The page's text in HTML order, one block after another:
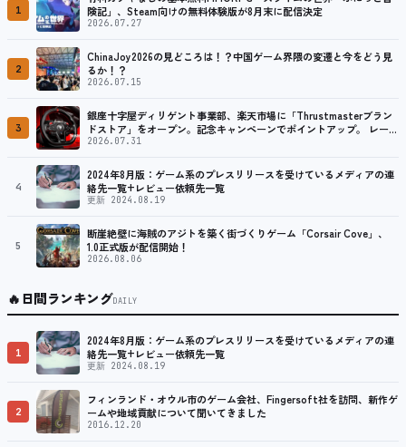
1
険記」、Steam向けの無料体験版が8月末に配信決定
2026.07.27
2
ChinaJoy2026の見どころは！？中国ゲーム界隈の変遷と今をどう見
るか！？
2026.07.15
3
銀座十字屋ディリゲント事業部、楽天市場に「Thrustmasterブラン
ドストア」をオープン。記念キャンペーンでポイントアップ。 レーシ
ング／フライトシム向けコントローラーを中心に、幅広くラインナッ
2026.07.31
4
2024年8月版：ゲーム系のプレスリリースを受けているメディアの連
絡先一覧+レビュー依頼先一覧
更新 2024.08.19
5
断崖絶壁に海賊のアジトを築く街づくりゲーム「Corsair Cove」、
1.0正式版が配信開始！
2026.08.06
🔥日間ランキングDAILY
1
2024年8月版：ゲーム系のプレスリリースを受けているメディアの連
絡先一覧+レビュー依頼先一覧
更新 2024.08.19
2
フィンランド・オウル市のゲーム会社、Fingersoft社を訪問、新作ゲ
ームや地域貢献について聞いてきました
2016.12.20